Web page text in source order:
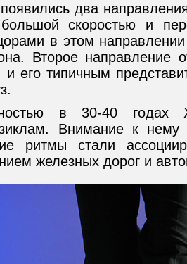
два
скоростью и
в этом
Второе направление
его типичным
в 30-40 годах
Внимание к
ритмы стали
железных дорог и